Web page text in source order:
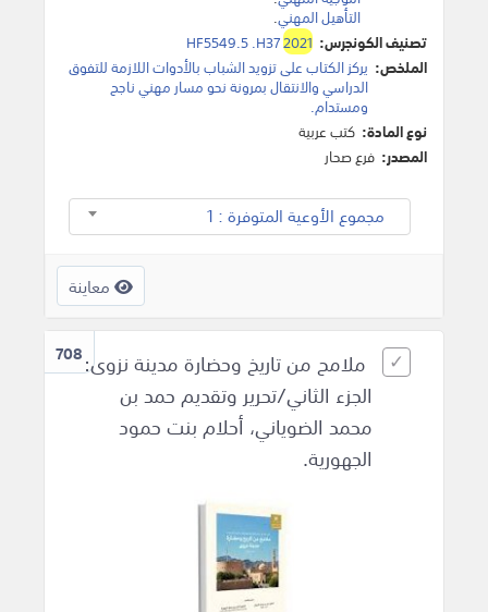
التأهيل المهني.
تصنيف الكونجرس:
HF5549.5 .H372021
الملخص: يركز الكتاب على تزويد الشباب بالأدوات اللازمة للتفوق
الدراسي والانتقال بمرونة نحو مسار مهني ناجح
ومستدام.
نوع المادة: كتب عربية
المصدر: فرع صحار
مجموع الأوعية المتوفرة : 1
معاينة
708ملامح من تاريخ وحضارة مدينة نزوى:
الجزء الثاني/تحرير وتقديم حمد بن
محمد الضوياني، أحلام بنت حمود
الجهورية.